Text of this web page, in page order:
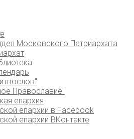
Московского Патриархата
Православие"
епархия
епархии в Facebook
епархии ВКонтакте